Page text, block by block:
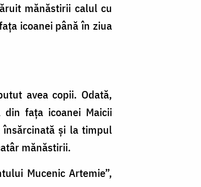
mănăstirii calul cu
icoanei până în ziua
avea copii. Odată,
fața icoanei Maicii
și la timpul
mănăstirii.
Mucenic Artemie”,